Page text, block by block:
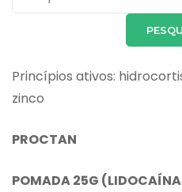
por:
Princípios ativos:
zinco
PROCTAN
POMADA 25G